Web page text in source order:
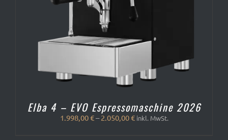
Elba 4 – EVO Espressomaschine 2026
1.998,00€–2.050,00€ inkl. MwSt.